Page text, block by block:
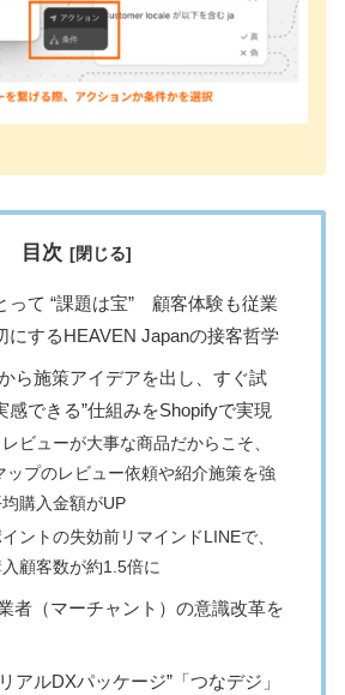
目次
って “課題は宝” 顧客体験も従業
にするHEAVEN Japanの接客哲学
ら施策アイデアを出し、すぐ試
感できる”仕組みをShopifyで実現
ビューが大事な商品だからこそ、
ップのレビュー依頼や紹介施策を強
購入金額がUP
ントの失効前リマインドLINEで、
顧客数が約1.5倍に
者（マーチャント）の意識改革を
アルDXパッケージ”「つなデジ」